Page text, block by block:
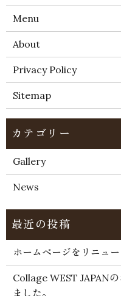
Menu
About
Privacy Policy
Sitemap
Gallery
News
ホームページをリニュー
Collage WEST JAPAN
ました。